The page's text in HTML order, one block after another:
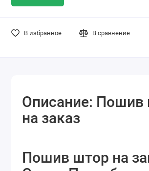
В избранное В сравнение
Описание: Пошив
на заказ
Пошив штор на